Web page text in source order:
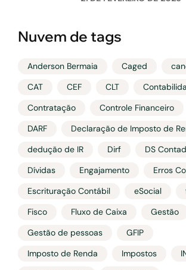
Nuvem de tags
Anderson Bermaia Caged
CAT
CEF CLT
Contratação
Controle Financeiro
DARF
Declaração de Imposto de
dedução de IR
Dirf
DS
Dívidas
Engajamento
Erros
Escrituração Contábil
eSocial
Fisco
Fluxo de Caixa
Gestão
Gestão de pessoas
GFIP
Imposto de Renda
Impostos